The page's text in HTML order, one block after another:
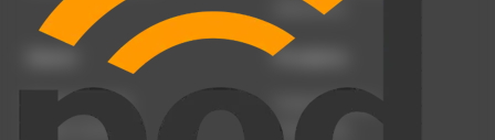
Datenschutz
Podcast anmelden
Podcast hochladen
Produkte
Podcast-Beratung
Podcast-Jobs